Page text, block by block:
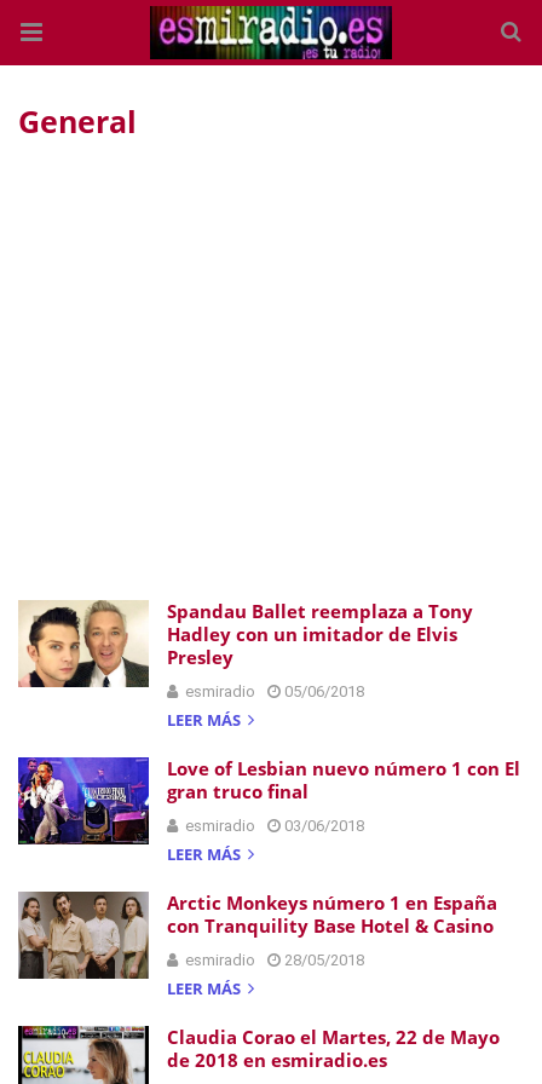
General
Spandau Ballet reemplaza a Tony
Hadley con un imitador de Elvis
Presley
esmiradio 05/06/2018
LEER MÁS
Love of Lesbian nuevo número 1 con El
gran truco final
esmiradio 03/06/2018
LEER MÁS
Arctic Monkeys número 1 en España
con Tranquility Base Hotel & Casino
esmiradio 28/05/2018
LEER MÁS
Claudia Corao el Martes, 22 de Mayo
de 2018 en esmiradio.es